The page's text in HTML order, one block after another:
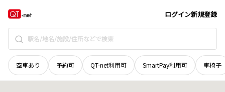
ログイン新規登録
空車あり 予約可 QT-net利用可 SmartPay利用可 車椅子
岩手県